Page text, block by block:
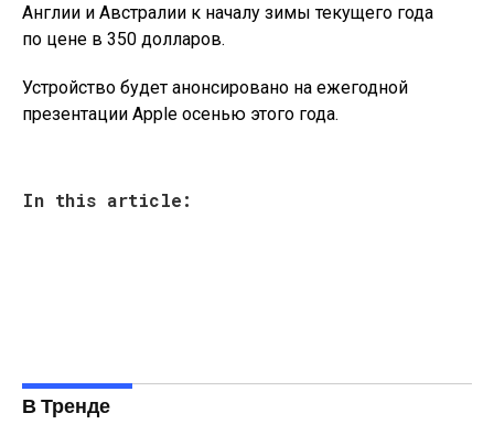
Англии и Австралии к началу зимы текущего года
по цене в 350 долларов.
Устройство будет анонсировано на ежегодной
презентации Apple осенью этого года.
In this article:
В Тренде